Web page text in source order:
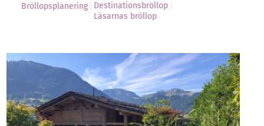
Bröllopsplanering
Destinationsbröllop
Läsarnas bröllop